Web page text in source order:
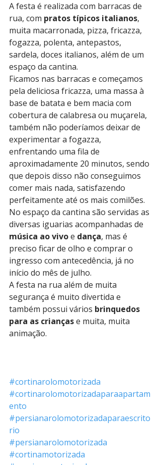
A festa é realizada com barracas de
rua, com pratos típicos italianos,
muita macarronada, pizza, fricazza,
fogazza, polenta, antepastos,
sardela, doces italianos, além de um
espaço da cantina.
Ficamos nas barracas e começamos
pela deliciosa fricazza, uma massa à
base de batata e bem macia com
cobertura de calabresa ou muçarela,
também não poderíamos deixar de
experimentar a fogazza,
enfrentando uma fila de
aproximadamente 20 minutos, sendo
que depois disso não conseguimos
comer mais nada, satisfazendo
perfeitamente até os mais comilões.
No espaço da cantina são servidas as
diversas iguarias acompanhadas de
música ao vivo e dança, mas é
preciso ficar de olho e comprar o
ingresso com antecedência, já no
início do mês de julho.
A festa na rua além de muita
segurança é muito divertida e
também possui vários brinquedos
para as crianças e muita, muita
animação.
#cortinarolomotorizada
#cortinarolomotorizadaparaapartam
ento
#persianarolomotorizadaparaescrito
rio
#persianarolomotorizada
#cortinamotorizada